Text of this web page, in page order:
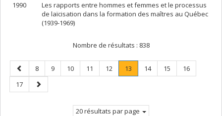
1990
Les rapports entre hommes et femmes et le processus
de laïcisation dans la formation des maîtres au Québec
(1939-1969)
Nombre de résultats : 838
Page
précédente
Page
8 Page
9 Page
10 Page
11 Page
12 Page
13
Page
Page
14 Page
15 Page
16
Page
17
Page
suivante
20 résultats par page